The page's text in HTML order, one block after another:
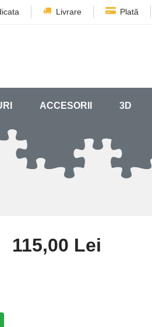
Livrare Plată
ACCESORII 3D
115,00 Lei